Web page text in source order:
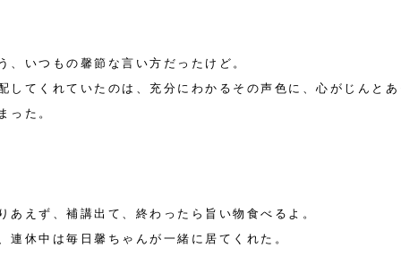
、いつもの馨節な言い方だったけど。
してくれていたのは、充分にわかるその声色に、心がじんと
った。
あえず、補講出て、終わったら旨い物食べるよ。
連休中は毎日馨ちゃんが一緒に居てくれた。